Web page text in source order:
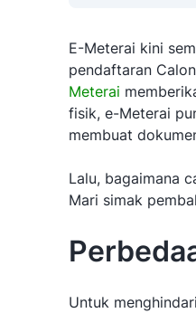
E-Meterai kini
pendaftaran
Meterai
fisik, e-Meterai
membuat
Lalu, bagaimana
Mari simak
Untuk